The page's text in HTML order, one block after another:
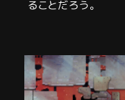
ることだろう。